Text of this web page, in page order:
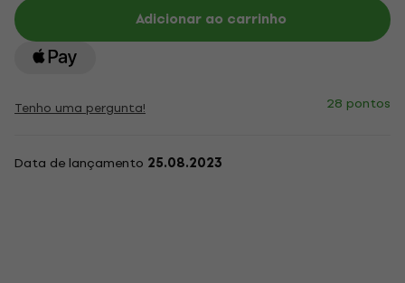
Adicionar ao carrinho
Tenho uma pergunta! 28 pontos
Data de lançamento 25.08.2023